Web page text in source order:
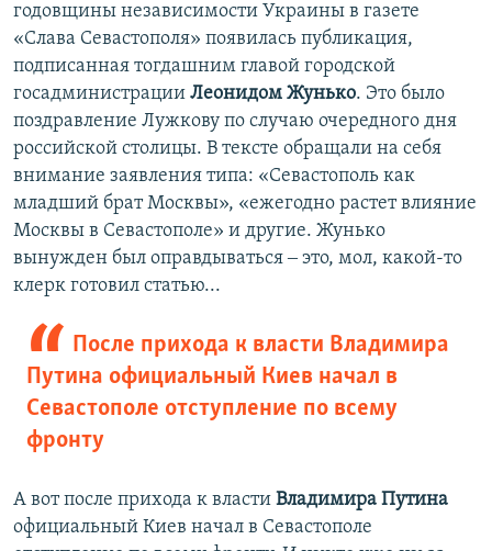
годовщины независимости Украины в газете
«Слава Севастополя» появилась публикация,
подписанная тогдашним главой городской
госадминистрации Леонидом Жунько. Это было
поздравление Лужкову по случаю очередного дня
российской столицы. В тексте обращали на себя
внимание заявления типа: «Севастополь как
младший брат Москвы», «ежегодно растет влияние
Москвы в Севастополе» и другие. Жунько
вынужден был оправдываться ‒ это, мол, какой-то
клерк готовил статью...
После прихода к власти Владимира
Путина официальный Киев начал в
Севастополе отступление по всему
фронту
А вот после прихода к власти Владимира Путина
официальный Киев начал в Севастополе